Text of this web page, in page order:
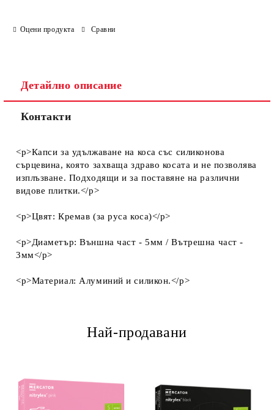
Оцени продукта Сравни
Детайлно описание
Контакти
<p>Капси за удължаване на коса със силиконова
сърцевина, която захваща здраво косата и не позволява
изплъзване. Подходящи и за поставяне на различни
видове плитки.</p>
<p>Цвят: Кремав (за руса коса)</p>
<p>Диаметър: Външна част - 5мм / Вътрешна част -
3мм</p>
<p>Материал: Алуминий и силикон.</p>
Най-продавани